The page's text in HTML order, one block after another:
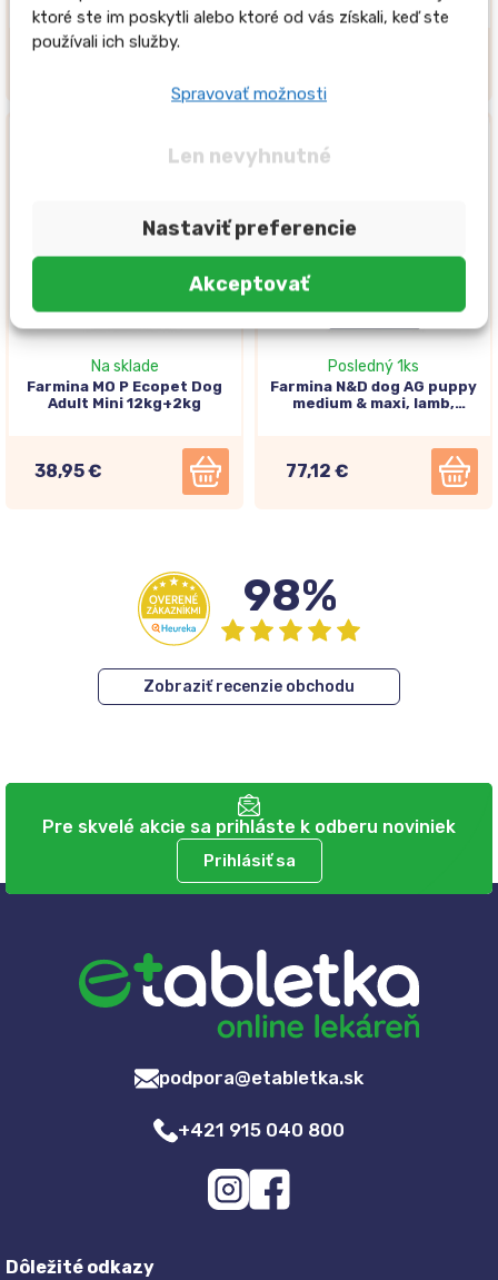
ktoré ste im poskytli alebo ktoré od vás získali, keď ste
používali ich služby.
Spravovať možnosti
Akceptovať
Len nevyhnutné
Nastaviť preferencie
Neutered, Lamb 5kg
chicken 12kg
Na sklade
Farmina MO P Ecopet Dog
Adult Mini 12kg+2kg
38,95 €
Posledný 1ks
Farmina N&D dog AG puppy
medium & maxi, lamb,
77,12 €
98%
Zobraziť recenzie obchodu
Pre skvelé akcie sa prihláste k odberu noviniek
Prihlásiť sa
podpora@etabletka.sk
+421 915 040 800
Dôležité odkazy